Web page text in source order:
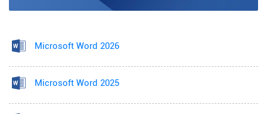
Microsoft Word 2026
Microsoft Word 2025